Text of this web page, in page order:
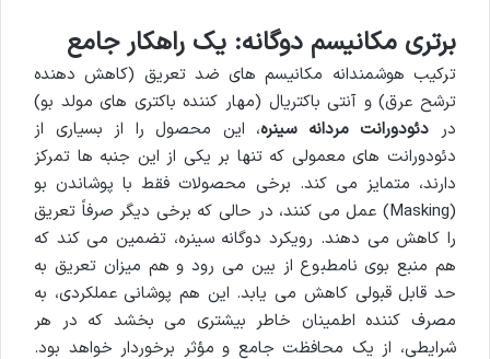
برتری مکانیسم دوگانه: یک راهکار جامع
ترکیب هوشمندانه مکانیسم های ضد تعریق (کاهش دهنده
ترشح عرق) و آنتی باکتریال (مهار کننده باکتری های مولد بو)
در دئودورانت مردانه سینره، این محصول را از بسیاری از
دئودورانت های معمولی که تنها بر یکی از این جنبه ها تمرکز
دارند، متمایز می کند. برخی محصولات فقط با پوشاندن بو
(Masking) عمل می کنند، در حالی که برخی دیگر صرفاً تعریق
را کاهش می دهند. رویکرد دوگانه سینره، تضمین می کند که
هم منبع بوی نامطبوع از بین می رود و هم میزان تعریق به
حد قابل قبولی کاهش می یابد. این هم پوشانی عملکردی، به
مصرف کننده اطمینان خاطر بیشتری می بخشد که در هر
شرایطی، از یک محافظت جامع و مؤثر برخوردار خواهد بود.